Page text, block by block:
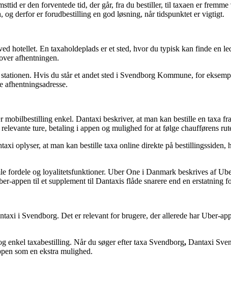
er den forventede tid, der går, fra du bestiller, til taxaen er
derfor er forudbestilling en god løsning, når tidspunktet er vigtigt.
hotellet. En taxaholdeplads er et sted, hvor du typisk kan finde en
afhentningen.
Hvis du står et andet sted i Svendborg Kommune, for
enkel. Dantaxi beskriver, at man kan bestille en taxa
ture, betaling i appen og mulighed for at følge chaufførens
oplyser, at man kan bestille taxa online direkte på bestillingssiden,
og loyalitetsfunktioner. Uber One i Danmark beskrives af
appen til et supplement til Dantaxis flåde snarere end en erstatning
i Svendborg. Det er relevant for brugere, der allerede har Uber-
enkel taxabestilling. Når du søger efter taxa Svendborg, Dantaxi
som en ekstra mulighed.